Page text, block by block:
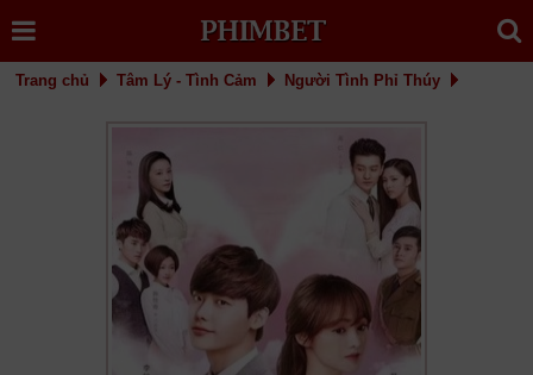
Trang chủ Tâm Lý - Tình Cảm Người Tình Phỉ Thúy